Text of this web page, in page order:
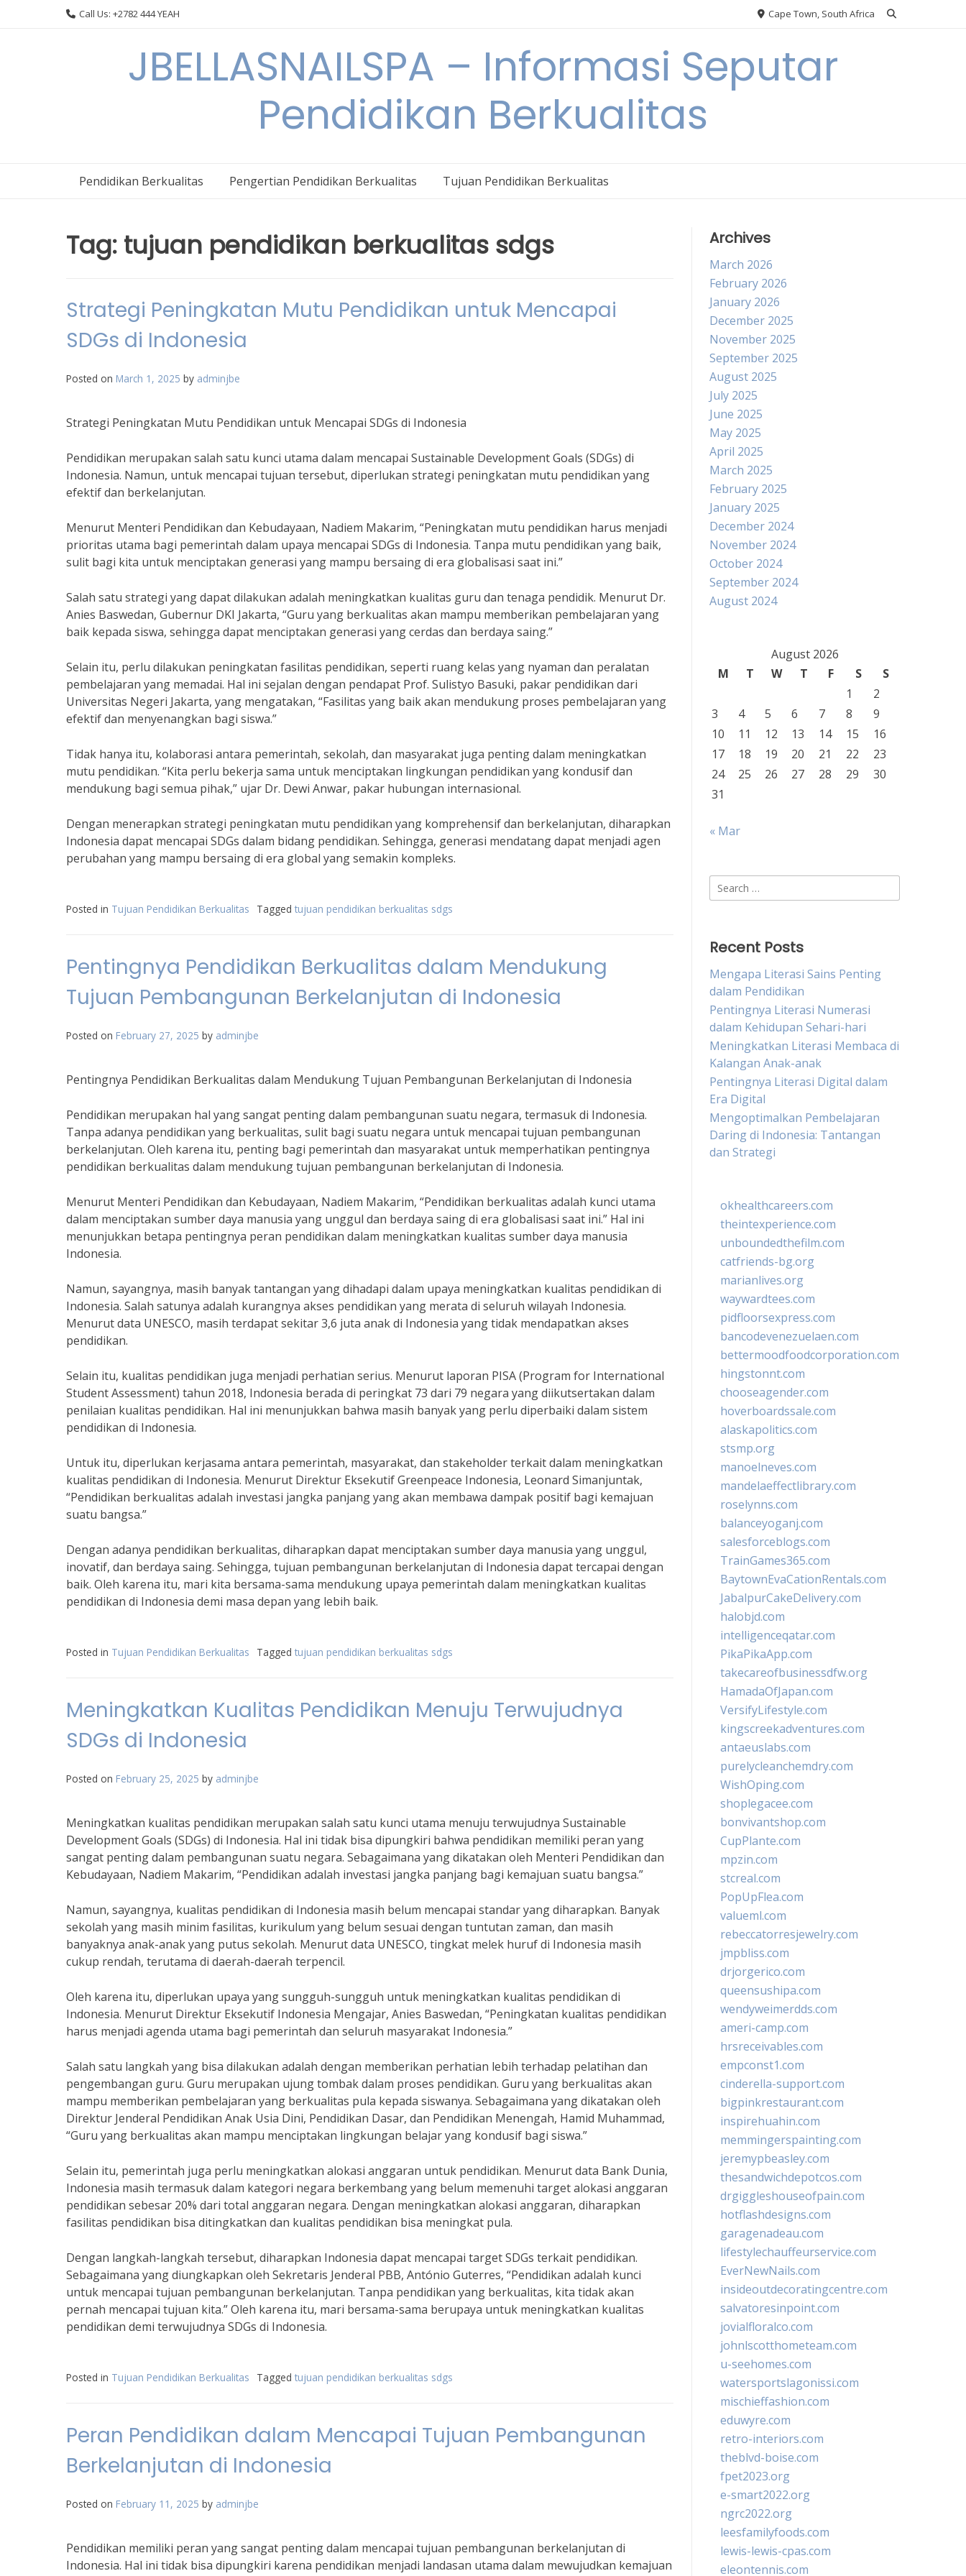
Call Us: +2782 444 YEAH Cape Town, South Africa
JBELLASNAILSPA – Informasi Seputar
Pendidikan Berkualitas
Pendidikan Berkualitas Pengertian Pendidikan Berkualitas Tujuan Pendidikan Berkualitas
Tag: tujuan pendidikan berkualitas sdgs
Strategi Peningkatan Mutu Pendidikan untuk Mencapai
SDGs di Indonesia
Posted on March 1, 2025 by adminjbe
Strategi Peningkatan Mutu Pendidikan untuk Mencapai SDGs di Indonesia
Pendidikan merupakan salah satu kunci utama dalam mencapai Sustainable Development Goals (SDGs) di
Indonesia. Namun, untuk mencapai tujuan tersebut, diperlukan strategi peningkatan mutu pendidikan yang
efektif dan berkelanjutan.
Menurut Menteri Pendidikan dan Kebudayaan, Nadiem Makarim, “Peningkatan mutu pendidikan harus menjadi
prioritas utama bagi pemerintah dalam upaya mencapai SDGs di Indonesia. Tanpa mutu pendidikan yang baik,
sulit bagi kita untuk menciptakan generasi yang mampu bersaing di era globalisasi saat ini.”
Salah satu strategi yang dapat dilakukan adalah meningkatkan kualitas guru dan tenaga pendidik. Menurut Dr.
Anies Baswedan, Gubernur DKI Jakarta, “Guru yang berkualitas akan mampu memberikan pembelajaran yang
baik kepada siswa, sehingga dapat menciptakan generasi yang cerdas dan berdaya saing.”
Selain itu, perlu dilakukan peningkatan fasilitas pendidikan, seperti ruang kelas yang nyaman dan peralatan
pembelajaran yang memadai. Hal ini sejalan dengan pendapat Prof. Sulistyo Basuki, pakar pendidikan dari
Universitas Negeri Jakarta, yang mengatakan, “Fasilitas yang baik akan mendukung proses pembelajaran yang
efektif dan menyenangkan bagi siswa.”
Tidak hanya itu, kolaborasi antara pemerintah, sekolah, dan masyarakat juga penting dalam meningkatkan
mutu pendidikan. “Kita perlu bekerja sama untuk menciptakan lingkungan pendidikan yang kondusif dan
mendukung bagi semua pihak,” ujar Dr. Dewi Anwar, pakar hubungan internasional.
Dengan menerapkan strategi peningkatan mutu pendidikan yang komprehensif dan berkelanjutan, diharapkan
Indonesia dapat mencapai SDGs dalam bidang pendidikan. Sehingga, generasi mendatang dapat menjadi agen
perubahan yang mampu bersaing di era global yang semakin kompleks.
Posted in Tujuan Pendidikan Berkualitas Tagged tujuan pendidikan berkualitas sdgs
Pentingnya Pendidikan Berkualitas dalam Mendukung
Tujuan Pembangunan Berkelanjutan di Indonesia
Posted on February 27, 2025 by adminjbe
Pentingnya Pendidikan Berkualitas dalam Mendukung Tujuan Pembangunan Berkelanjutan di Indonesia
Pendidikan merupakan hal yang sangat penting dalam pembangunan suatu negara, termasuk di Indonesia.
Tanpa adanya pendidikan yang berkualitas, sulit bagi suatu negara untuk mencapai tujuan pembangunan
berkelanjutan. Oleh karena itu, penting bagi pemerintah dan masyarakat untuk memperhatikan pentingnya
pendidikan berkualitas dalam mendukung tujuan pembangunan berkelanjutan di Indonesia.
Menurut Menteri Pendidikan dan Kebudayaan, Nadiem Makarim, “Pendidikan berkualitas adalah kunci utama
dalam menciptakan sumber daya manusia yang unggul dan berdaya saing di era globalisasi saat ini.” Hal ini
menunjukkan betapa pentingnya peran pendidikan dalam meningkatkan kualitas sumber daya manusia
Indonesia.
Namun, sayangnya, masih banyak tantangan yang dihadapi dalam upaya meningkatkan kualitas pendidikan di
Indonesia. Salah satunya adalah kurangnya akses pendidikan yang merata di seluruh wilayah Indonesia.
Menurut data UNESCO, masih terdapat sekitar 3,6 juta anak di Indonesia yang tidak mendapatkan akses
pendidikan.
Selain itu, kualitas pendidikan juga menjadi perhatian serius. Menurut laporan PISA (Program for International
Student Assessment) tahun 2018, Indonesia berada di peringkat 73 dari 79 negara yang diikutsertakan dalam
penilaian kualitas pendidikan. Hal ini menunjukkan bahwa masih banyak yang perlu diperbaiki dalam sistem
pendidikan di Indonesia.
Untuk itu, diperlukan kerjasama antara pemerintah, masyarakat, dan stakeholder terkait dalam meningkatkan
kualitas pendidikan di Indonesia. Menurut Direktur Eksekutif Greenpeace Indonesia, Leonard Simanjuntak,
“Pendidikan berkualitas adalah investasi jangka panjang yang akan membawa dampak positif bagi kemajuan
suatu bangsa.”
Dengan adanya pendidikan berkualitas, diharapkan dapat menciptakan sumber daya manusia yang unggul,
inovatif, dan berdaya saing. Sehingga, tujuan pembangunan berkelanjutan di Indonesia dapat tercapai dengan
baik. Oleh karena itu, mari kita bersama-sama mendukung upaya pemerintah dalam meningkatkan kualitas
pendidikan di Indonesia demi masa depan yang lebih baik.
Posted in Tujuan Pendidikan Berkualitas Tagged tujuan pendidikan berkualitas sdgs
Meningkatkan Kualitas Pendidikan Menuju Terwujudnya
SDGs di Indonesia
Posted on February 25, 2025 by adminjbe
Meningkatkan kualitas pendidikan merupakan salah satu kunci utama menuju terwujudnya Sustainable
Development Goals (SDGs) di Indonesia. Hal ini tidak bisa dipungkiri bahwa pendidikan memiliki peran yang
sangat penting dalam pembangunan suatu negara. Sebagaimana yang dikatakan oleh Menteri Pendidikan dan
Kebudayaan, Nadiem Makarim, “Pendidikan adalah investasi jangka panjang bagi kemajuan suatu bangsa.”
Namun, sayangnya, kualitas pendidikan di Indonesia masih belum mencapai standar yang diharapkan. Banyak
sekolah yang masih minim fasilitas, kurikulum yang belum sesuai dengan tuntutan zaman, dan masih
banyaknya anak-anak yang putus sekolah. Menurut data UNESCO, tingkat melek huruf di Indonesia masih
cukup rendah, terutama di daerah-daerah terpencil.
Oleh karena itu, diperlukan upaya yang sungguh-sungguh untuk meningkatkan kualitas pendidikan di
Indonesia. Menurut Direktur Eksekutif Indonesia Mengajar, Anies Baswedan, “Peningkatan kualitas pendidikan
harus menjadi agenda utama bagi pemerintah dan seluruh masyarakat Indonesia.”
Salah satu langkah yang bisa dilakukan adalah dengan memberikan perhatian lebih terhadap pelatihan dan
pengembangan guru. Guru merupakan ujung tombak dalam proses pendidikan. Guru yang berkualitas akan
mampu memberikan pembelajaran yang berkualitas pula kepada siswanya. Sebagaimana yang dikatakan oleh
Direktur Jenderal Pendidikan Anak Usia Dini, Pendidikan Dasar, dan Pendidikan Menengah, Hamid Muhammad,
“Guru yang berkualitas akan mampu menciptakan lingkungan belajar yang kondusif bagi siswa.”
Selain itu, pemerintah juga perlu meningkatkan alokasi anggaran untuk pendidikan. Menurut data Bank Dunia,
Indonesia masih termasuk dalam kategori negara berkembang yang belum memenuhi target alokasi anggaran
pendidikan sebesar 20% dari total anggaran negara. Dengan meningkatkan alokasi anggaran, diharapkan
fasilitas pendidikan bisa ditingkatkan dan kualitas pendidikan bisa meningkat pula.
Dengan langkah-langkah tersebut, diharapkan Indonesia dapat mencapai target SDGs terkait pendidikan.
Sebagaimana yang diungkapkan oleh Sekretaris Jenderal PBB, António Guterres, “Pendidikan adalah kunci
untuk mencapai tujuan pembangunan berkelanjutan. Tanpa pendidikan yang berkualitas, kita tidak akan
pernah mencapai tujuan kita.” Oleh karena itu, mari bersama-sama berupaya untuk meningkatkan kualitas
pendidikan demi terwujudnya SDGs di Indonesia.
Posted in Tujuan Pendidikan Berkualitas Tagged tujuan pendidikan berkualitas sdgs
Peran Pendidikan dalam Mencapai Tujuan Pembangunan
Berkelanjutan di Indonesia
Posted on February 11, 2025 by adminjbe
Pendidikan memiliki peran yang sangat penting dalam mencapai tujuan pembangunan berkelanjutan di
Indonesia. Hal ini tidak bisa dipungkiri karena pendidikan menjadi landasan utama dalam mewujudkan kemajuan
Archives
March 2026
February 2026
January 2026
December 2025
November 2025
September 2025
August 2025
July 2025
June 2025
May 2025
April 2025
March 2025
February 2025
January 2025
December 2024
November 2024
October 2024
September 2024
August 2024
August 2026
M
T W T F S
S
1
2
3
4 5 6 7 8
9
10
11 12 13 14 15
16
17
18 19 20 21 22
23
24
25 26 27 28 29
30
31
« Mar
Search
for:
Recent Posts
Mengapa Literasi Sains Penting
dalam Pendidikan
Pentingnya Literasi Numerasi
dalam Kehidupan Sehari-hari
Meningkatkan Literasi Membaca di
Kalangan Anak-anak
Pentingnya Literasi Digital dalam
Era Digital
Mengoptimalkan Pembelajaran
Daring di Indonesia: Tantangan
dan Strategi
okhealthcareers.com
theintexperience.com
unboundedthefilm.com
catfriends-bg.org
marianlives.org
waywardtees.com
pidfloorsexpress.com
bancodevenezuelaen.com
bettermoodfoodcorporation.com
hingstonnt.com
chooseagender.com
hoverboardssale.com
alaskapolitics.com
stsmp.org
manoelneves.com
mandelaeffectlibrary.com
roselynns.com
balanceyoganj.com
salesforceblogs.com
TrainGames365.com
BaytownEvaCationRentals.com
JabalpurCakeDelivery.com
halobjd.com
intelligenceqatar.com
PikaPikaApp.com
takecareofbusinessdfw.org
HamadaOfJapan.com
VersifyLifestyle.com
kingscreekadventures.com
antaeuslabs.com
purelycleanchemdry.com
WishOping.com
shoplegacee.com
bonvivantshop.com
CupPlante.com
mpzin.com
stcreal.com
PopUpFlea.com
valueml.com
rebeccatorresjewelry.com
jmpbliss.com
drjorgerico.com
queensushipa.com
wendyweimerdds.com
ameri-camp.com
hrsreceivables.com
empconst1.com
cinderella-support.com
bigpinkrestaurant.com
inspirehuahin.com
memmingerspainting.com
jeremypbeasley.com
thesandwichdepotcos.com
drgiggleshouseofpain.com
hotflashdesigns.com
garagenadeau.com
lifestylechauffeurservice.com
EverNewNails.com
insideoutdecoratingcentre.com
salvatoresinpoint.com
jovialfloralco.com
johnlscotthometeam.com
u-seehomes.com
watersportslagonissi.com
mischieffashion.com
eduwyre.com
retro-interiors.com
theblvd-boise.com
fpet2023.org
e-smart2022.org
ngrc2022.org
leesfamilyfoods.com
lewis-lewis-cpas.com
eleontennis.com